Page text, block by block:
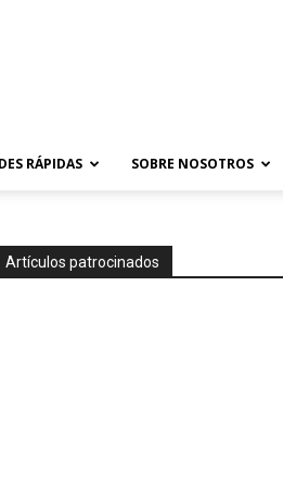
RÁPIDAS SOBRE NOSOTROS
Artículos patrocinados